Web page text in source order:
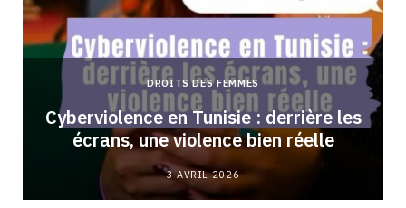
DROITS DES FEMMES
Cyberviolence en Tunisie : derrière les
écrans, une violence bien réelle
3 AVRIL 2026